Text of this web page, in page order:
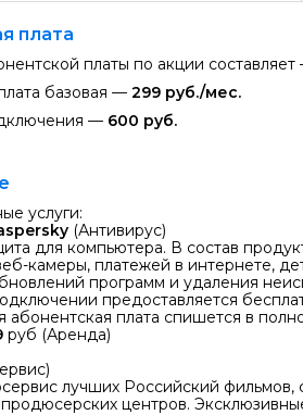
плата
платы по акции
базовая — 299 руб./мес.
— 600 руб.
услуги:
(Антивирус)
для компьютера. В состав
камеры, платежей в интернете,
программ и удаления
предоставляется
абонентская плата спишется в
руб (Аренда)
лучших Российский фильмов,
центров.